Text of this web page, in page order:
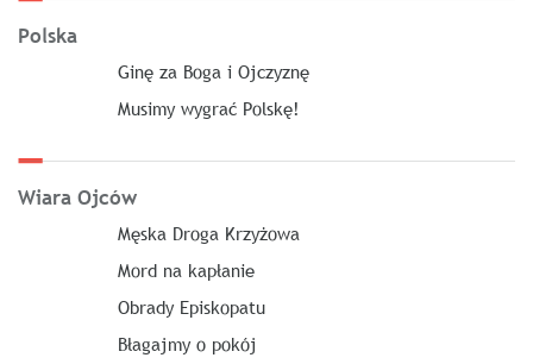
Polska
Ginę za Boga i Ojczyznę
Musimy wygrać Polskę!
Wiara Ojców
Męska Droga Krzyżowa
Mord na kapłanie
Obrady Episkopatu
Błagajmy o pokój